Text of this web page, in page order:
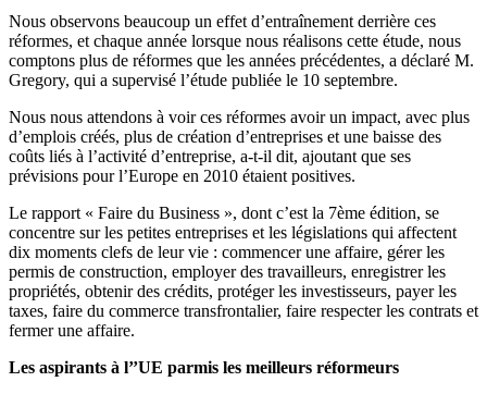
Nous observons beaucoup un effet d’entraînement derrière ces
réformes, et chaque année lorsque nous réalisons cette étude, nous
comptons plus de réformes que les années précédentes, a déclaré M.
Gregory, qui a supervisé l’étude publiée le 10 septembre.
Nous nous attendons à voir ces réformes avoir un impact, avec plus
d’emplois créés, plus de création d’entreprises et une baisse des
coûts liés à l’activité d’entreprise, a-t-il dit, ajoutant que ses
prévisions pour l’Europe en 2010 étaient positives.
Le rapport « Faire du Business », dont c’est la 7ème édition, se
concentre sur les petites entreprises et les législations qui affectent
dix moments clefs de leur vie : commencer une affaire, gérer les
permis de construction, employer des travailleurs, enregistrer les
propriétés, obtenir des crédits, protéger les investisseurs, payer les
taxes, faire du commerce transfrontalier, faire respecter les contrats et
fermer une affaire.
Les aspirants à l’’UE parmis les meilleurs réformeurs